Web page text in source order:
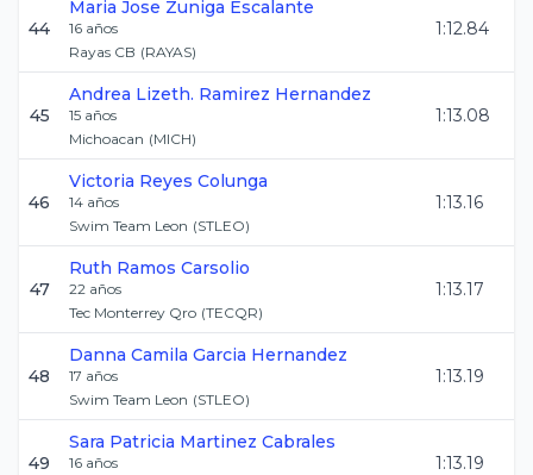
44
Maria Jose Zuniga Escalante
16 años
Rayas CB (RAYAS)
1:12.84
45
Andrea Lizeth. Ramirez Hernandez
15 años
Michoacan (MICH)
1:13.08
46
Victoria Reyes Colunga
14 años
Swim Team Leon (STLEO)
1:13.16
47
Ruth Ramos Carsolio
22 años
Tec Monterrey Qro (TECQR)
1:13.17
48
Danna Camila Garcia Hernandez
17 años
Swim Team Leon (STLEO)
1:13.19
49
Sara Patricia Martinez Cabrales
16 años
1:13.19